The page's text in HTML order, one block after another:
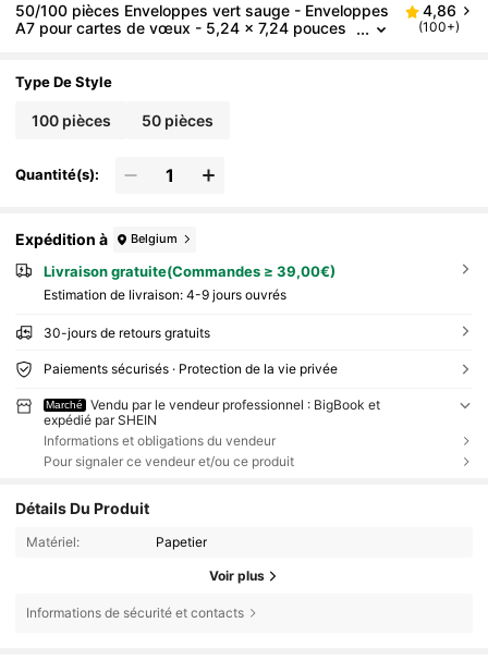
50/100 pièces Enveloppes vert sauge - Enveloppes
A7 pour cartes de vœux - 5,24 x 7,24 pouces
4,86
(100+)
Type De Style
100 pièces 50 pièces
Quantité(s):
Expédition à Belgium
Livraison gratuite(Commandes ≥ 39,00€)
Estimation de livraison: 4-9 jours ouvrés
30-jours de retours gratuits
Paiements sécurisés · Protection de la vie privée
Marché
Vendu par le vendeur professionnel : BigBook et
expédié par SHEIN
Informations et obligations du vendeur
Pour signaler ce vendeur et/ou ce produit
Détails Du Produit
Matériel: Papetier
Voir plus
Informations de sécurité et contacts